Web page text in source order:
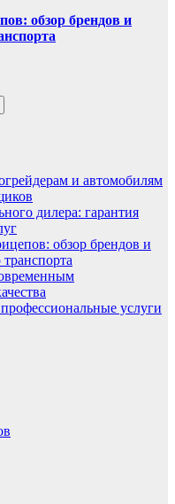
обзор брендов и
и автомобилям
дилера: гарантия
обзор брендов и
услуги